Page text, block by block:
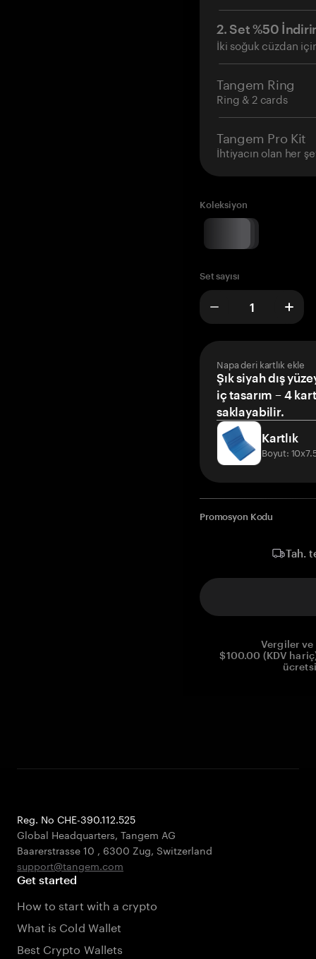
2. Set %50
İki soğuk cüzdan
Tangem Ring
Ring & 2 cards
Tangem Pro Kit
İhtiyacın olan her
Koleksiyon
Set sayısı
Napa deri kartlık ekle
Şık siyah dış
iç tasarım – 4
saklayabilir.
Kartlık
Boyut:
Promosyon Kodu
Tah.
Vergiler
$100.00 (KDV
Reg. No CHE-390.112.525
Global Headquarters, Tangem AG
Baarerstrasse 10 , 6300 Zug, Switzerland
support@tangem.com
Get started
How to start with a crypto
What is Cold Wallet
Best Crypto Wallets